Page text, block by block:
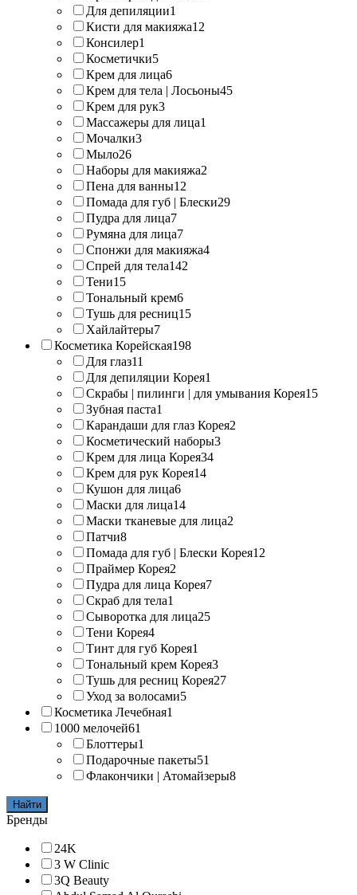
Для депиляции1
Кисти для макияжа12
Консилер1
Косметички5
Крем для лица6
Крем для тела | Лосьоны45
Крем для рук3
Массажеры для лица1
Мочалки3
Мыло26
Наборы для макияжа2
Пена для ванны12
Помада для губ | Блески29
Пудра для лица7
Румяна для лица7
Спонжи для макияжа4
Спрей для тела142
Тени15
Тональный крем6
Тушь для ресниц15
Хайлайтеры7
Косметика Корейская198
Для глаз11
Для депиляции Корея1
Скрабы | пилинги | для умывания Корея15
Зубная паста1
Карандаши для глаз Корея2
Косметический наборы3
Крем для лица Корея34
Крем для рук Корея14
Кушон для лица6
Маски для лица14
Маски тканевые для лица2
Патчи8
Помада для губ | Блески Корея12
Праймер Корея2
Пудра для лица Корея7
Скраб для тела1
Сыворотка для лица25
Тени Корея4
Тинт для губ Корея1
Тональный крем Корея3
Тушь для ресниц Корея27
Уход за волосами5
Косметика Лечебная1
1000 мелочей61
Блоттеры1
Подарочные пакеты51
Флакончики | Атомайзеры8
Найти
Бренды
24K
3 W Clinic
3Q Beauty